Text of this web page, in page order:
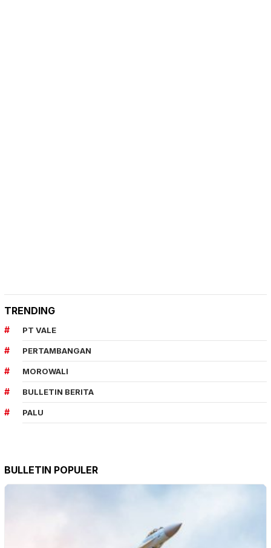
TRENDING
PT VALE
PERTAMBANGAN
MOROWALI
BULLETIN BERITA
PALU
BULLETIN POPULER